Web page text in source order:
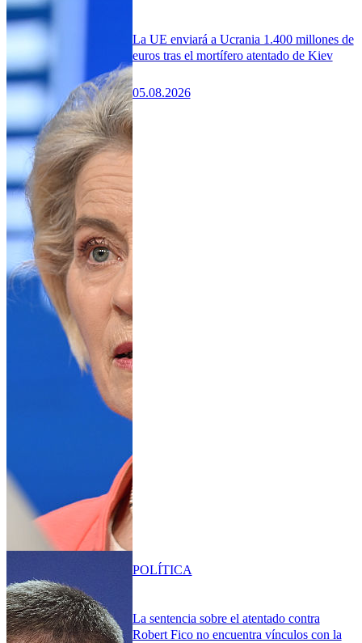
La UE enviará a Ucrania 1.400 millones de
euros tras el mortífero atentado de Kiev
05.08.2026
La sentencia sobre el atentado contra
Robert Fico no encuentra vínculos con la
POLÍTICA